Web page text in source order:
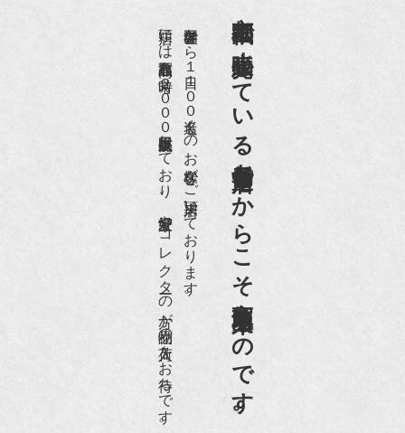
京都祇園で小売販売している
老舗骨董店だからこそ高価買取出来るのです。
世界各国から１日１００名近くのお客様がご来店頂いております。
店頭には買取商品を常時２０００点以上展示販売しており、
愛好家やコレクターの方が品物の入荷をお待ちです。